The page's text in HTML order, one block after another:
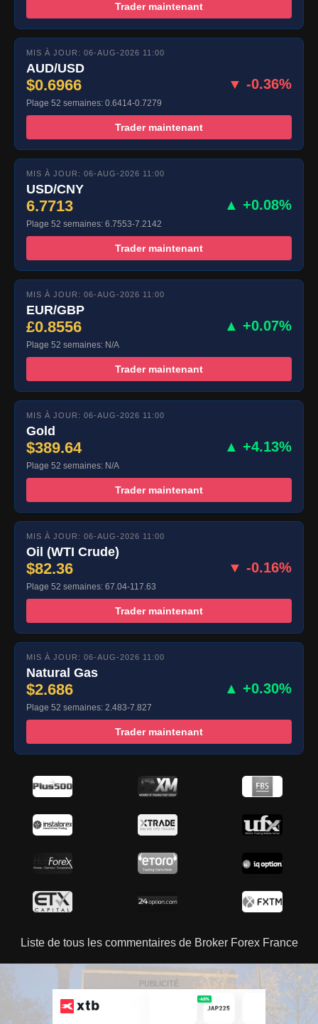
Trader maintenant
MIS À JOUR: 06-AUG-2026 11:00
AUD/USD
$0.6966 ▼ -0.36%
Plage 52 semaines: 0.6414-0.7279
Trader maintenant
MIS À JOUR: 06-AUG-2026 11:00
USD/CNY
6.7713 ▲ +0.08%
Plage 52 semaines: 6.7553-7.2142
Trader maintenant
MIS À JOUR: 06-AUG-2026 11:00
EUR/GBP
£0.8556 ▲ +0.07%
Plage 52 semaines: N/A
Trader maintenant
MIS À JOUR: 06-AUG-2026 11:00
Gold
$389.64 ▲ +4.13%
Plage 52 semaines: N/A
Trader maintenant
MIS À JOUR: 06-AUG-2026 11:00
Oil (WTI Crude)
$82.36 ▼ -0.16%
Plage 52 semaines: 67.04-117.63
Trader maintenant
MIS À JOUR: 06-AUG-2026 11:00
Natural Gas
$2.686 ▲ +0.30%
Plage 52 semaines: 2.483-7.827
Trader maintenant
Liste de tous les commentaires de Broker Forex France
PUBLICITÉ